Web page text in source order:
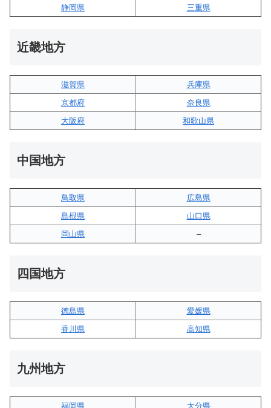
静岡県
三重県
近畿地方
滋賀県
兵庫県
京都府
奈良県
大阪府
和歌山県
中国地方
鳥取県
広島県
島根県
山口県
岡山県
–
四国地方
徳島県
愛媛県
香川県
高知県
九州地方
福岡県 大分県